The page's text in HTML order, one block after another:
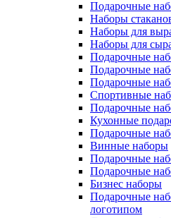
Подарочные
Наборы
Наборы для
Наборы для
Подарочные
Подарочные
Подарочные
Спортивные
Подарочные
Кухонные
Подарочные
Винные наборы
Подарочные
Подарочные
Бизнес наборы
Подарочные
логотипом